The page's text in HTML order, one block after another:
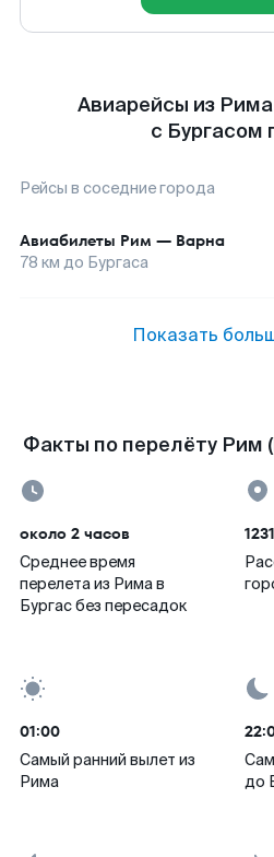
Авиарейсы из
с Бургасом
Рейсы в соседние города
Авиабилеты Рим — Варна
78 км до Бургаса
Показать
Факты по перелёту Рим
около 2 часов
Среднее время
перелета из Рима в
Бургас без пересадок
01:00
Самый ранний вылет из
Рима
до